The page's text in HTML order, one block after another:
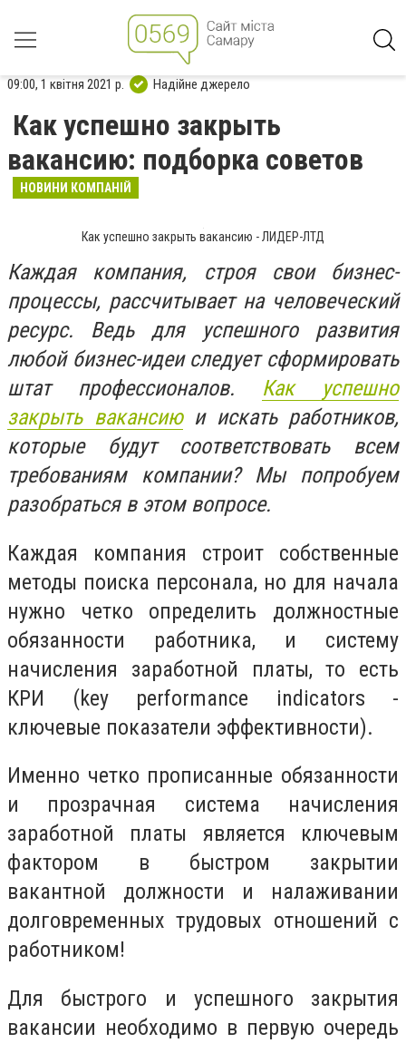
09:00, 1 квітня 2021 р. Надійне джерело
Как успешно закрыть
вакансию: подборка советов
НОВИНИ КОМПАНІЙ
Как успешно закрыть вакансию - ЛИДЕР-ЛТД
Каждая компания, строя свои бизнес-
процессы, рассчитывает на человеческий
ресурс. Ведь для успешного развития
любой бизнес-идеи следует сформировать
штат профессионалов. Как успешно
закрыть вакансиюи искать работников,
которые будут соответствовать всем
требованиям компании? Мы попробуем
разобраться в этом вопросе.
Каждая компания строит собственные
методы поиска персонала, но для начала
нужно четко определить должностные
обязанности работника, и систему
начисления заработной платы, то есть
КРИ (key performance indicators -
ключевые показатели эффективности).
Именно четко прописанные обязанности
и прозрачная система начисления
заработной платы является ключевым
фактором в быстром закрытии
вакантной должности и налаживании
долговременных трудовых отношений с
работником!
Для быстрого и успешного закрытия
вакансии необходимо в первую очередь